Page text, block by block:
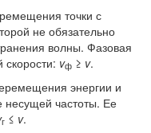
точки с
не обязательно
волны. Фазовая
vф ≥ v.
энергии и
частоты. Ее
г ≤ v.